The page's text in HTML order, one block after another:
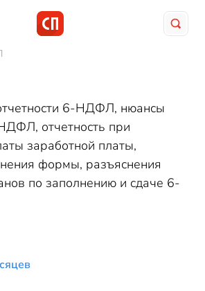
6-НДФЛ, нюансы
отчетность при
заработной платы,
формы, разъяснения
по заполнению и сдаче 6-